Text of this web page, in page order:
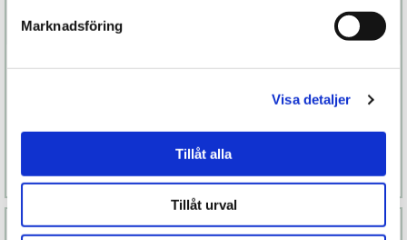
Marknadsföring
Visa detaljer
Tillåt alla
Tillåt urval
Bond
Köp
Läs mer
Iroha Kushi
Köp
Läs mer